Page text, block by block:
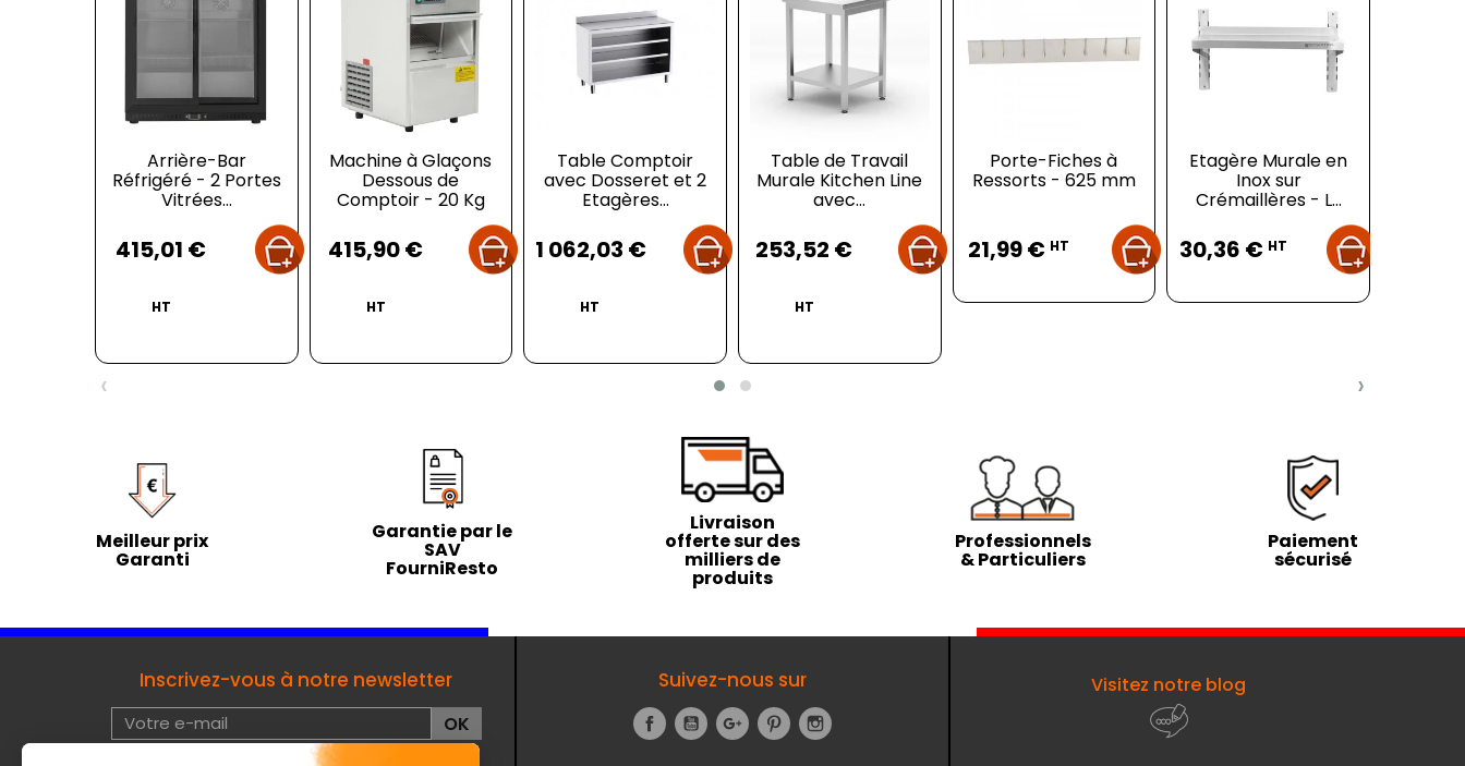
Arrière-Bar
Réfrigéré - 2 Portes
Vitrées...
415,01 €
HT
Machine à Glaçons
Dessous de
Comptoir - 20 Kg
415,90 €
HT
Table Comptoir
avec Dosseret et 2
Etagères...
1 062,03 €
HT
Table de Travail
Murale Kitchen Line
avec...
253,52 €
HT
Porte-Fiches à
Ressorts - 625 mm
21,99 € HT
Etagère Murale en
Inox sur
Crémaillères - L...
30,36 € HT
‹ ›
Meilleur prix
Garanti
Garantie par le
SAV
FourniResto
Livraison
offerte sur des
milliers de
produits
Professionnels
& Particuliers
Paiement
sécurisé
Inscrivez-vous à notre newsletter
J'accepte les conditions d'utilisation de données à
Suivez-nous sur
Facebook
YouTubeGoogle+PinterestInstagram
Visitez notre blog